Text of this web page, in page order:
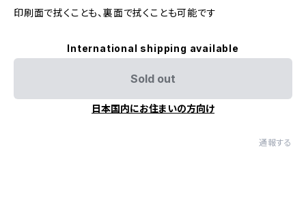
印刷面で拭くことも、裏面で拭くことも可能です
International shipping available
Sold out
日本国内にお住まいの方向け
通報する